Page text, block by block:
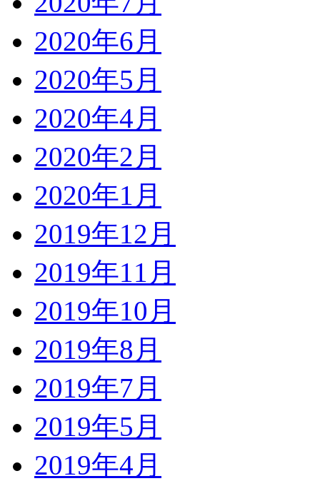
2020年6月
2020年5月
2020年4月
2020年2月
2020年1月
2019年12月
2019年11月
2019年10月
2019年8月
2019年7月
2019年5月
2019年4月